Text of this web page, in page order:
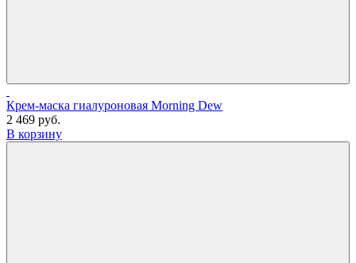
Крем-маска гиалуроновая Morning Dew
2 469 руб.
В корзину